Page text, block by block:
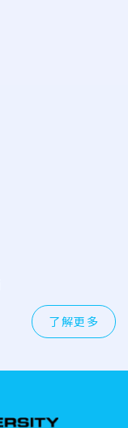
了解更多